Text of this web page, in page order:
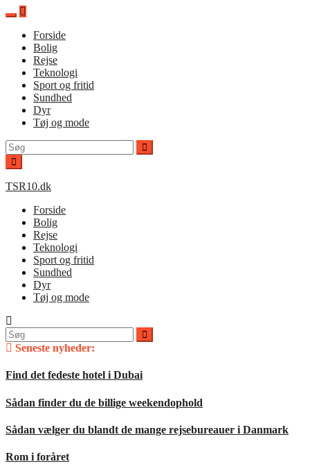
Spring
indholdForside
Bolig
Rejse
Teknologi
Sport og fritid
Sundhed
Dyr
Tøj og mode
Søg
efter:
TSR10.dk
Forside
Bolig
Rejse
Teknologi
Sport og fritid
Sundhed
Dyr
Tøj og mode
Søg
efter:Seneste nyheder:
Find det fedeste hotel i Dubai
Sådan finder du de billige weekendophold
Sådan vælger du blandt de mange rejsebureauer i Danmark
Rom i foråret